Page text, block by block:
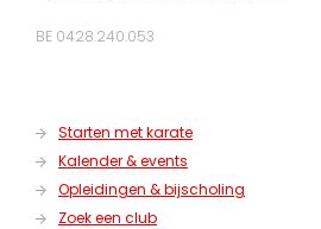
BE 0428.240.053
Starten met karate
Kalender & events
Opleidingen & bijscholing
Zoek een club